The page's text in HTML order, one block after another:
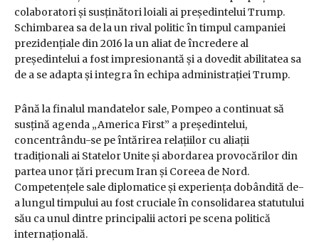
colaboratori și susținători loiali ai președintelui Trump.
Schimbarea sa de la un rival politic în timpul campaniei
prezidențiale din 2016 la un aliat de încredere al
președintelui a fost impresionantă și a dovedit abilitatea sa
de a se adapta și integra în echipa administrației Trump.
Până la finalul mandatelor sale, Pompeo a continuat să
susțină agenda „America First” a președintelui,
concentrându-se pe întărirea relațiilor cu aliații
tradiționali ai Statelor Unite și abordarea provocărilor din
partea unor țări precum Iran și Coreea de Nord.
Competențele sale diplomatice și experiența dobândită de-
a lungul timpului au fost cruciale în consolidarea statutului
său ca unul dintre principalii actori pe scena politică
internațională.